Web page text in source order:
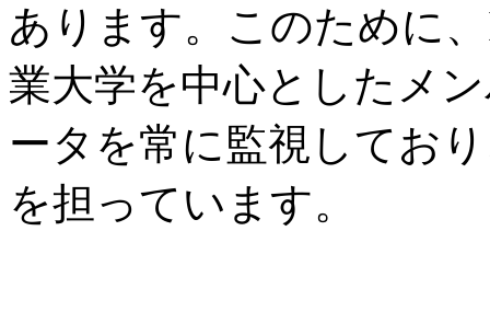
あります。このために
業大学を中心としたメ
ータを常に監視してお
を担っています。